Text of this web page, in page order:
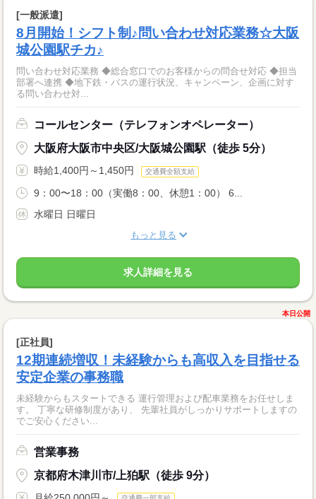
[一般派遣]
8月開始！シフト制♪問い合わせ対応業務☆大阪
城公園駅チカ♪
問い合わせ対応業務 ◆総合窓口でのお客様からの問合せ対応 ◆担当
部署へ連携 ◆地下鉄・バスの運行状況、キャンペーン、企画に対す
る問い合わせ対...
コールセンター（テレフォンオペレーター）
大阪府大阪市中央区/大阪城公園駅（徒歩 5分）
時給1,400円～1,450円 交通費全額支給
9：00〜18：00（実働8：00、休憩1：00） 6...
水曜日 日曜日
もっと見る
求人詳細を見る
本日公開
[正社員]
12期連続増収！未経験からも高収入を目指せる
安定企業の事務職
未経験からもスタートできる 運行管理および配車業務をお任せしま
す。 丁寧な研修制度があり、 先輩社員がしっかりサポートしますの
でご安心ください...
営業事務
京都府木津川市/上狛駅（徒歩 9分）